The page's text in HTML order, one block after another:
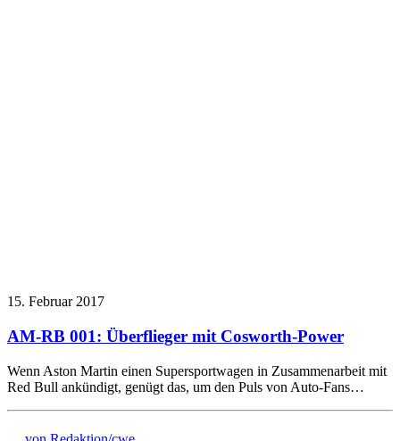
15. Februar 2017
AM-RB 001: Überflieger mit Cosworth-Power
Wenn Aston Martin einen Supersportwagen in Zusammenarbeit mit
Red Bull ankündigt, genügt das, um den Puls von Auto-Fans…